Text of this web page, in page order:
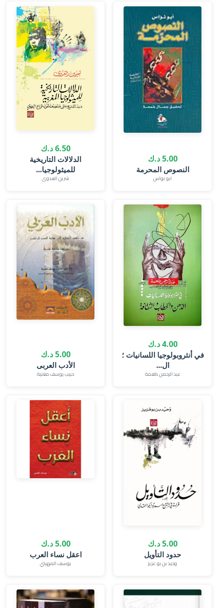
5.00 د.ك
النصوص المحرمة
ابو نواس
6.50 د.ك
الدلالات التاريخية
للميثولوجيا...
شرين العدوى
4.00 د.ك
في أنثروبولوجيا اللسانيات ؛
ال...
عبد الرحمن طعمة
5.00 د.ك
الأدب العربى
حبيب يوسف مغنية
5.00 د.ك
حدود التأويل
وحيد بن بو عزيز
5.00 د.ك
اعقل نساء العرب